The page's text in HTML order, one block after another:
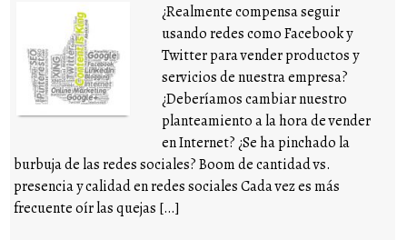
¿Realmente compensa seguir
usando redes como Facebook y
Twitter para vender productos y
servicios de nuestra empresa?
¿Deberíamos cambiar nuestro
planteamiento a la hora de vender
en Internet? ¿Se ha pinchado la
burbuja de las redes sociales? Boom de cantidad vs.
presencia y calidad en redes sociales Cada vez es más
frecuente oír las quejas […]